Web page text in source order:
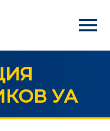
menu
УА